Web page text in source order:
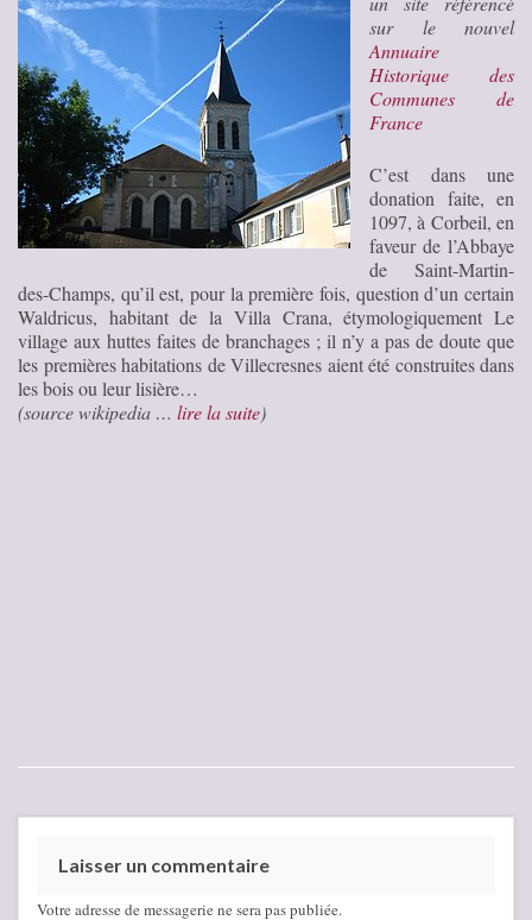
sur le nouvel
Annuaire
Historique des
Communes de
France
C’est dans une
donation faite, en
1097, à Corbeil, en
faveur de l’Abbaye
de Saint-Martin-
des-Champs, qu’il est, pour la première fois, question d’un certain
Waldricus, habitant de la Villa Crana, étymologiquement Le
village aux huttes faites de branchages ; il n’y a pas de doute que
les premières habitations de Villecresnes aient été construites dans
les bois ou leur lisière…
(source wikipedia … lire la suite)
Laisser un commentaire
Votre adresse de messagerie ne sera pas publiée.